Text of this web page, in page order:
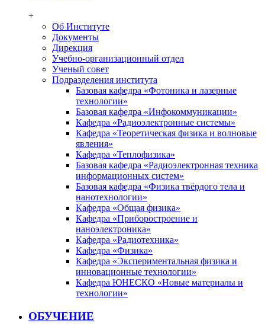
+
Об Институте
Документы
Дирекция
Учебно-организационный отдел
Ученый совет
Подразделения института
Базовая кафедра «Фотоника и лазерные
технологии»
Базовая кафедра «Инфокоммуникации»
Кафедра «Радиоэлектронные системы»
Кафедра «Теоретическая физика и волновые
явления»
Кафедра «Теплофизика»
Базовая кафедра «Радиоэлектронная техника
информационных систем»
Базовая кафедра «Физика твёрдого тела и
нанотехнологии»
Кафедра «Общая физика»
Кафедра «Приборостроение и
наноэлектроника»
Кафедра «Радиотехника»
Кафедра «Физика»
Кафедра «Экспериментальная физика и
инновационные технологии»
Кафедра ЮНЕСКО «Новые материалы и
технологии»
ОБУЧЕНИЕ